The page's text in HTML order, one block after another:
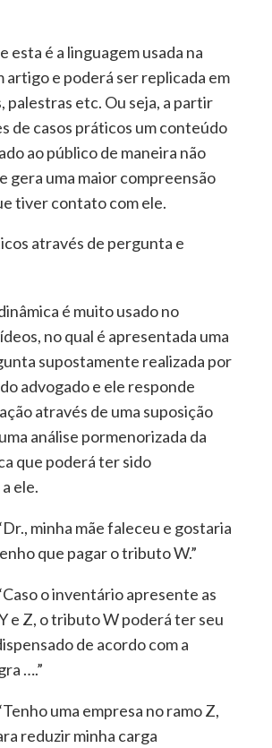
esta é a linguagem usada na
artigo e poderá ser replicada em
palestras etc. Ou seja, a partir
de casos práticos um conteúdo
ao público de maneira não
gera uma maior compreensão
tiver contato com ele.
através de pergunta e
é muito usado no
no qual é apresentada uma
supostamente realizada por
advogado e ele responde
através de uma suposição
análise pormenorizada da
que poderá ter sido
ele.
minha mãe faleceu e gostaria
que pagar o tributo W.”
o inventário apresente as
e Z, o tributo W poderá ter seu
de acordo com a
….”
uma empresa no ramo Z,
reduzir minha carga